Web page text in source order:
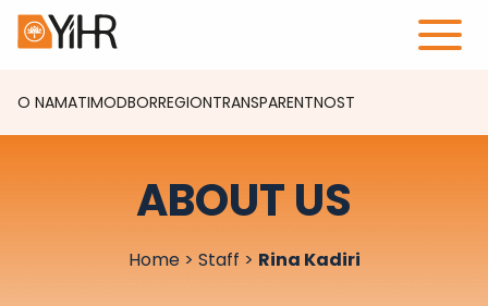
O NAMATIMODBORREGIONTRANSPARENTNOST
ABOUT US
Home> Staff > Rina Kadiri